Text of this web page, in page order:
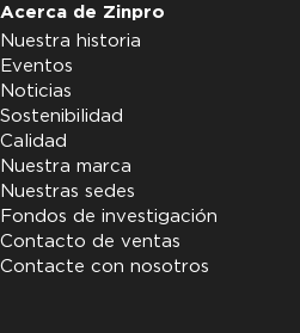
Acerca de Zinpro
Nuestra historia
Eventos
Noticias
Sostenibilidad
Calidad
Nuestra marca
Nuestras sedes
Fondos de investigación
Contacto de ventas
Contacte con nosotros